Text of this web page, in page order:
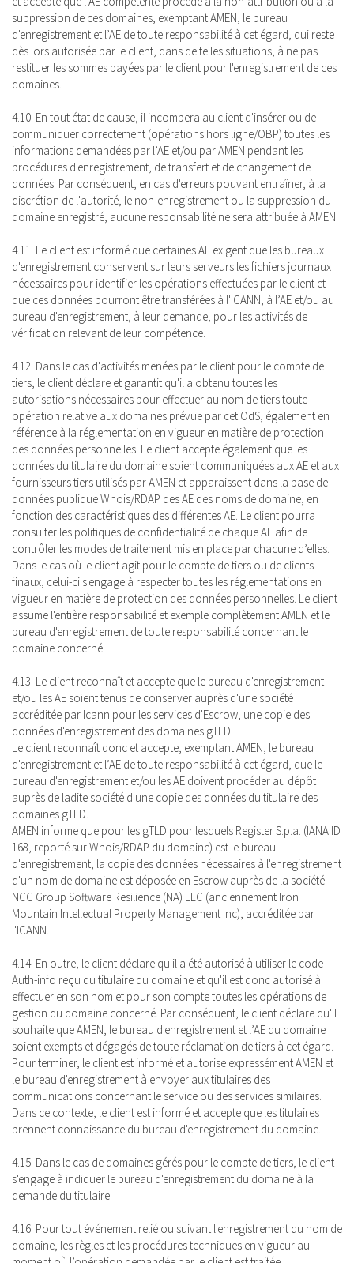
suppression de ces domaines, exemptant AMEN, le bureau
d'enregistrement et l’AE de toute responsabilité à cet égard, qui reste
dès lors autorisée par le client, dans de telles situations, à ne pas
restituer les sommes payées par le client pour l'enregistrement de ces
domaines.
4.10. En tout état de cause, il incombera au client d'insérer ou de
communiquer correctement (opérations hors ligne/OBP) toutes les
informations demandées par l’AE et/ou par AMEN pendant les
procédures d'enregistrement, de transfert et de changement de
données. Par conséquent, en cas d'erreurs pouvant entraîner, à la
discrétion de l'autorité, le non-enregistrement ou la suppression du
domaine enregistré, aucune responsabilité ne sera attribuée à AMEN.
4.11. Le client est informé que certaines AE exigent que les bureaux
d'enregistrement conservent sur leurs serveurs les fichiers journaux
nécessaires pour identifier les opérations effectuées par le client et
que ces données pourront être transférées à l'ICANN, à l’AE et/ou au
bureau d'enregistrement, à leur demande, pour les activités de
vérification relevant de leur compétence.
4.12. Dans le cas d'activités menées par le client pour le compte de
tiers, le client déclare et garantit qu'il a obtenu toutes les
autorisations nécessaires pour effectuer au nom de tiers toute
opération relative aux domaines prévue par cet OdS, également en
référence à la réglementation en vigueur en matière de protection
des données personnelles. Le client accepte également que les
données du titulaire du domaine soient communiquées aux AE et aux
fournisseurs tiers utilisés par AMEN et apparaissent dans la base de
données publique Whois/RDAP des AE des noms de domaine, en
fonction des caractéristiques des différentes AE. Le client pourra
consulter les politiques de confidentialité de chaque AE afin de
contrôler les modes de traitement mis en place par chacune d’elles.
Dans le cas où le client agit pour le compte de tiers ou de clients
finaux, celui-ci s'engage à respecter toutes les réglementations en
vigueur en matière de protection des données personnelles. Le client
assume l'entière responsabilité et exemple complètement AMEN et le
bureau d'enregistrement de toute responsabilité concernant le
domaine concerné.
4.13. Le client reconnaît et accepte que le bureau d'enregistrement
et/ou les AE soient tenus de conserver auprès d'une société
accréditée par Icann pour les services d'Escrow, une copie des
données d'enregistrement des domaines gTLD.
Le client reconnaît donc et accepte, exemptant AMEN, le bureau
d'enregistrement et l’AE de toute responsabilité à cet égard, que le
bureau d'enregistrement et/ou les AE doivent procéder au dépôt
auprès de ladite société d'une copie des données du titulaire des
domaines gTLD.
AMEN informe que pour les gTLD pour lesquels Register S.p.a. (IANA ID
168, reporté sur Whois/RDAP du domaine) est le bureau
d'enregistrement, la copie des données nécessaires à l'enregistrement
d'un nom de domaine est déposée en Escrow auprès de la société
NCC Group Software Resilience (NA) LLC (anciennement Iron
Mountain Intellectual Property Management Inc), accréditée par
l'ICANN.
4.14. En outre, le client déclare qu'il a été autorisé à utiliser le code
Auth-info reçu du titulaire du domaine et qu'il est donc autorisé à
effectuer en son nom et pour son compte toutes les opérations de
gestion du domaine concerné. Par conséquent, le client déclare qu'il
souhaite que AMEN, le bureau d'enregistrement et l’AE du domaine
soient exempts et dégagés de toute réclamation de tiers à cet égard.
Pour terminer, le client est informé et autorise expressément AMEN et
le bureau d'enregistrement à envoyer aux titulaires des
communications concernant le service ou des services similaires.
Dans ce contexte, le client est informé et accepte que les titulaires
prennent connaissance du bureau d'enregistrement du domaine.
4.15. Dans le cas de domaines gérés pour le compte de tiers, le client
s'engage à indiquer le bureau d'enregistrement du domaine à la
demande du titulaire.
4.16. Pour tout événement relié ou suivant l'enregistrement du nom de
domaine, les règles et les procédures techniques en vigueur au